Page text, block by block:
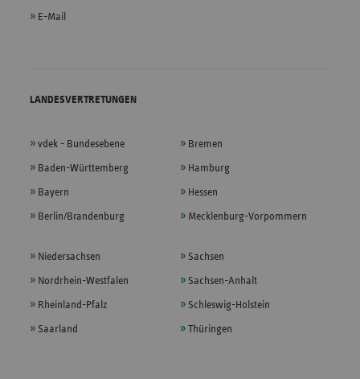
E-Mail
LANDESVERTRETUNGEN
vdek - Bundesebene
Baden-Württemberg
Bayern
Berlin/Brandenburg
Bremen
Hamburg
Hessen
Mecklenburg-Vorpommern
Niedersachsen
Nordrhein-Westfalen
Rheinland-Pfalz
Saarland
Sachsen
Sachsen-Anhalt
Schleswig-Holstein
Thüringen